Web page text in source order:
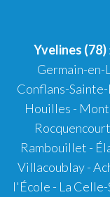
Yvelines (78)
Germain-en-
Conflans-
Houilles -
Rambouillet -
Villacoublay -
l'École - La